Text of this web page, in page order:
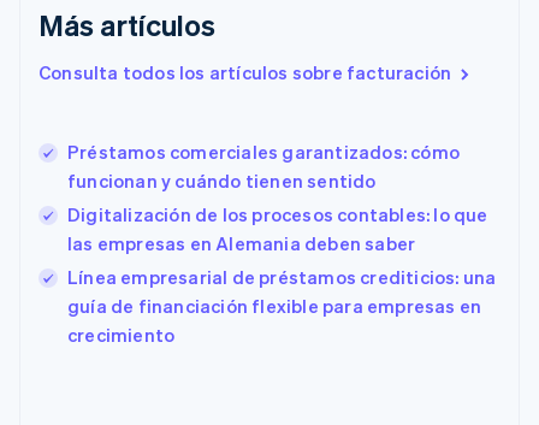
Más artículos
Consulta todos los artículos sobre facturación
Préstamos comerciales garantizados: cómo
funcionan y cuándo tienen sentido
Digitalización de los procesos contables: lo que
las empresas en Alemania deben saber
Línea empresarial de préstamos crediticios: una
guía de financiación flexible para empresas en
crecimiento
Eslovaquia
Eslovenia
EspañolEnglish
Estados Unidos
English Español 简体中文
Estonia
English
Finlandia
EnglishSvenska
Francia